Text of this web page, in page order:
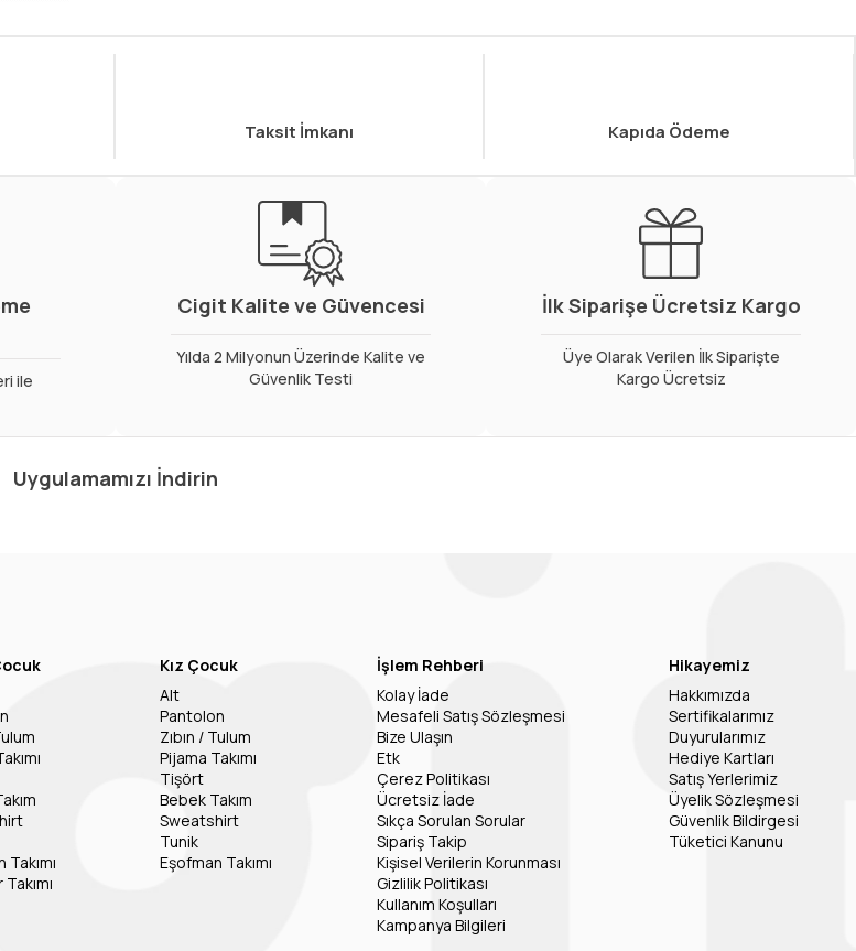
Taksit İmkanı Kapıda Ödeme
ile
Cigit Kalite ve Güvencesi
Yılda 2 Milyonun Üzerinde Kalite ve
Güvenlik Testi
İlk Siparişe Ücretsiz Kargo
Üye Olarak Verilen İlk Siparişte
Kargo Ücretsiz
Uygulamamızı İndirin
Kız Çocuk
Alt
Pantolon
Zıbın / Tulum
Pijama Takımı
Tişört
Bebek Takım
Sweatshirt
Tunik
Eşofman Takımı
İşlem Rehberi
Kolay İade
Mesafeli Satış Sözleşmesi
Bize Ulaşın
Etk
Çerez Politikası
Ücretsiz İade
Sıkça Sorulan Sorular
Sipariş Takip
Kişisel Verilerin Korunması
Gizlilik Politikası
Kullanım Koşulları
Kampanya Bilgileri
Hikayemiz
Hakkımızda
Sertifikalarımız
Duyurularımız
Hediye Kartları
Satış Yerlerimiz
Üyelik Sözleşmesi
Güvenlik Bildirgesi
Tüketici Kanunu